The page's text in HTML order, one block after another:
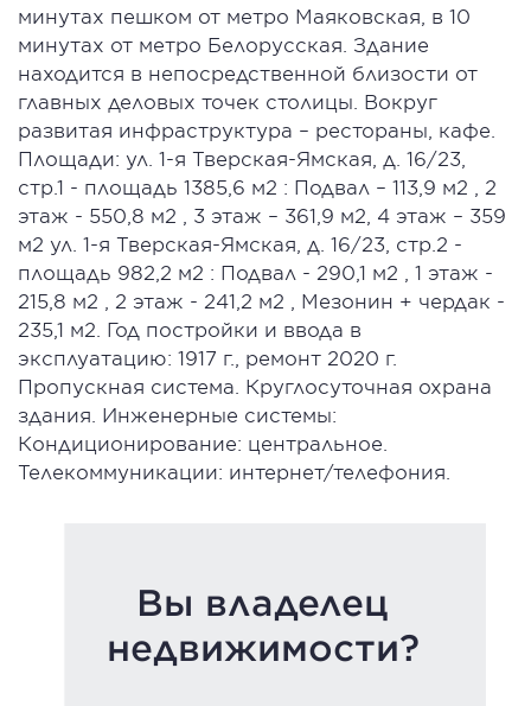
минутах пешком от метро Маяковская, в 10
минутах от метро Белорусская. Здание
находится в непосредственной близости от
главных деловых точек столицы. Вокруг
развитая инфраструктура – рестораны, кафе.
Площади: ул. 1-я Тверская-Ямская, д. 16/23,
стр.1 - площадь 1385,6 м2 : Подвал – 113,9 м2 , 2
этаж - 550,8 м2 , 3 этаж – 361,9 м2, 4 этаж – 359
м2 ул. 1-я Тверская-Ямская, д. 16/23, стр.2 -
площадь 982,2 м2 : Подвал - 290,1 м2 , 1 этаж -
215,8 м2 , 2 этаж - 241,2 м2 , Мезонин + чердак -
235,1 м2. Год постройки и ввода в
эксплуатацию: 1917 г., ремонт 2020 г.
Пропускная система. Круглосуточная охрана
здания. Инженерные системы:
Кондиционирование: центральное.
Телекоммуникации: интернет/телефония.
Вы владелец
недвижимости?